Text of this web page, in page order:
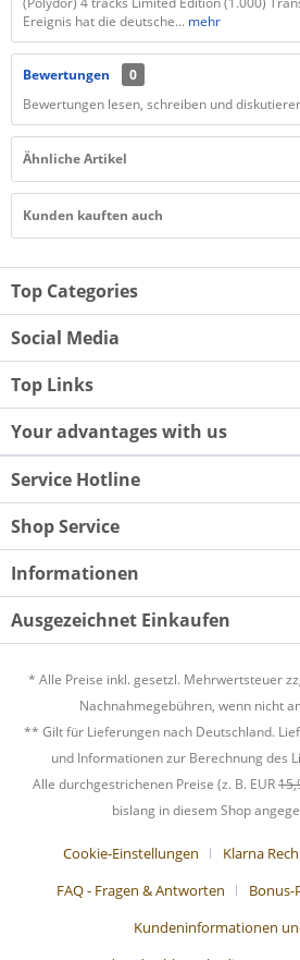
Ereignis hat die deutsche... mehr
Bewertungen
0
Bewertungen lesen, schreiben und
Ähnliche Artikel
Kunden kauften auch
Top Categories
Social Media
Top Links
Your advantages with us
Service Hotline
Shop Service
Informationen
Ausgezeichnet Einkaufen
* Alle Preise inkl. gesetzl. Mehrwertsteuer
Nachnahmegebühren, wenn nicht
** Gilt für Lieferungen nach Deutschland.
und Informationen zur Berechnung des
Alle durchgestrichenen Preise (z. B. EUR
bislang in diesem Shop
Cookie-Einstellungen Klarna
FAQ - Fragen & Antworten
Kundeninformationen